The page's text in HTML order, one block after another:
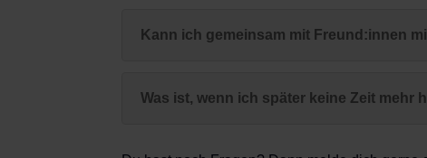
Kann ich gemeinsam mit Freund:innen
Was ist, wenn ich später keine Zeit mehr